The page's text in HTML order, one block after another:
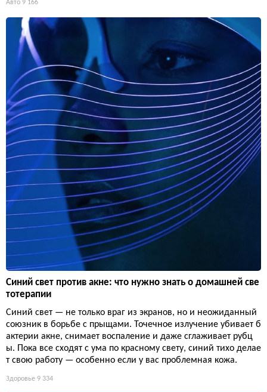
Авто 9 166
Синий свет против акне: что нужно знать о домашней све
тотерапии
Синий свет — не только враг из экранов, но и неожиданный
союзник в борьбе с прыщами. Точечное излучение убивает б
актерии акне, снимает воспаление и даже сглаживает рубц
ы. Пока все сходят с ума по красному свету, синий тихо делае
т свою работу — особенно если у вас проблемная кожа.
Здоровье 9 334